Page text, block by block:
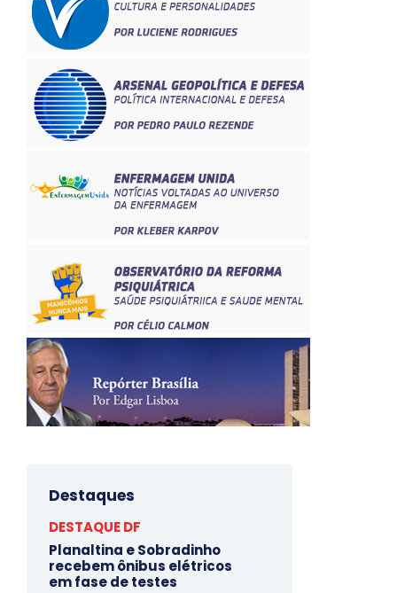
Destaques
DESTAQUE DF
Planaltina e Sobradinho
recebem ônibus elétricos
em fase de testes